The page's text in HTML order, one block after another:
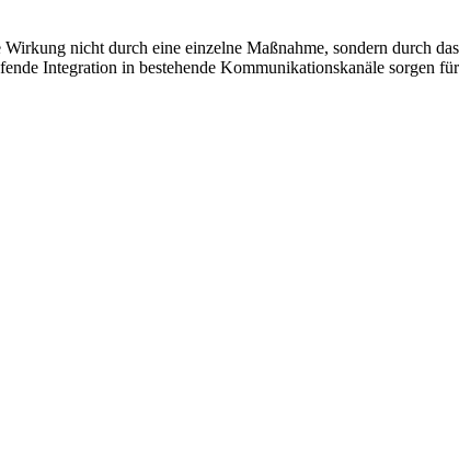
nicht durch eine einzelne Maßnahme, sondern durch
Integration in bestehende Kommunikationskanäle sorgen